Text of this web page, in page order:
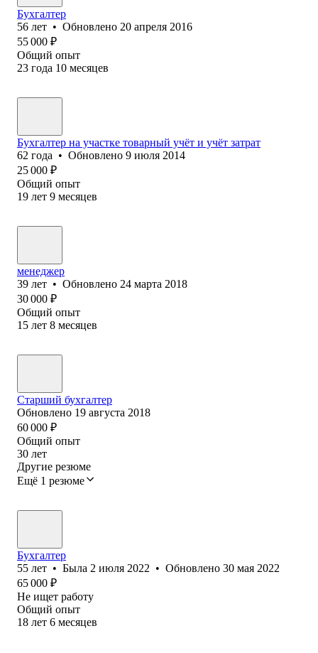
Бухгалтер
56 лет • Обновлено 20 апреля 2016
55 000 ₽
Общий опыт
23 года 10 месяцев
Бухгалтер на участке товарный учёт и учёт затрат
62 года • Обновлено 9 июля 2014
25 000 ₽
Общий опыт
19 лет 9 месяцев
менеджер
39 лет • Обновлено 24 марта 2018
30 000 ₽
Общий опыт
15 лет 8 месяцев
Старший бухгалтер
Обновлено 19 августа 2018
60 000 ₽
Общий опыт
30 лет
Другие резюме
Ещё 1 резюме
Бухгалтер
55 лет • Была 2 июля 2022 • Обновлено 30 мая 2022
65 000 ₽
Не ищет работу
Общий опыт
18 лет 6 месяцев